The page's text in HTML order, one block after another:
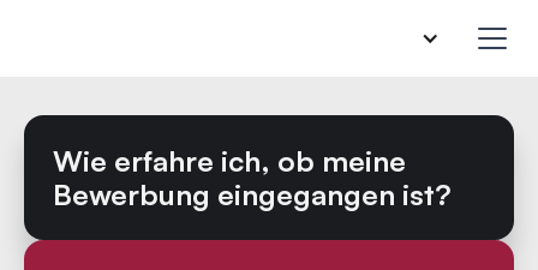
Wie erfahre ich, ob meine
Bewerbung eingegangen ist?